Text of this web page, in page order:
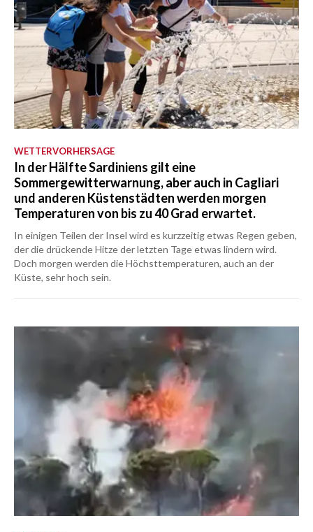
WETTERVORHERSAGE
In der Hälfte Sardiniens gilt eine
Sommergewitterwarnung, aber auch in Cagliari
und anderen Küstenstädten werden morgen
Temperaturen von bis zu 40 Grad erwartet.
In einigen Teilen der Insel wird es kurzzeitig etwas Regen geben,
der die drückende Hitze der letzten Tage etwas lindern wird.
Doch morgen werden die Höchsttemperaturen, auch an der
Küste, sehr hoch sein.